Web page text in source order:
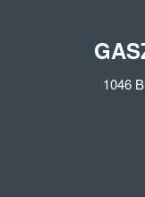
1046